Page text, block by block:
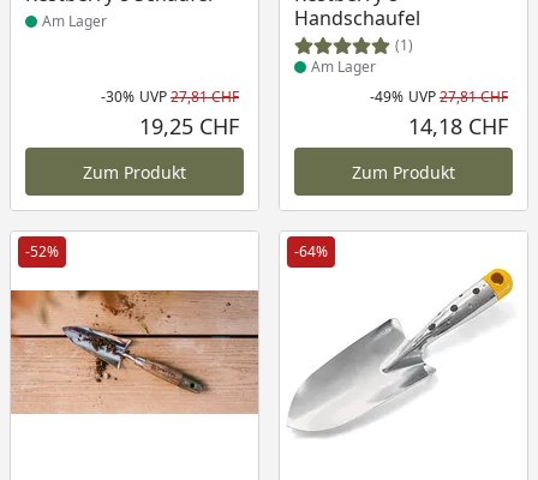
Am Lager
Rabatt in Prozent
-30%
Ursprünglicher Preis
UVP27,81 CHF
19,25 CHF
Zum Produkt
Handschaufel
(1)
Am Lager
-49% UVP27,81 CHF
14,18 CHF
Zum Produkt
-52% -64%